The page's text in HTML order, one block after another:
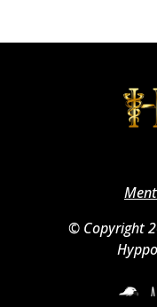
© Copyright